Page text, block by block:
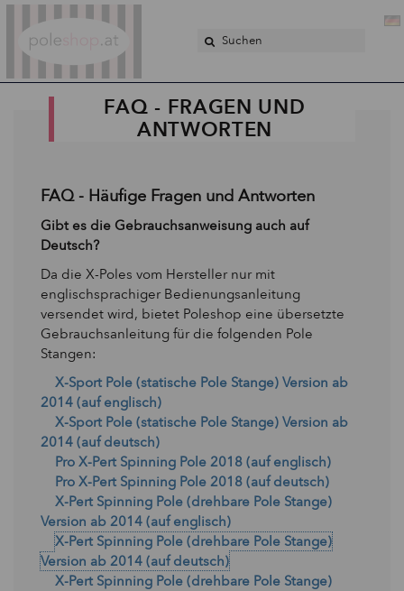
FAQ - FRAGEN UND
ANTWORTEN
FAQ - Häufige Fragen und Antworten
Gibt es die Gebrauchsanweisung auch auf
Deutsch?
Da die X-Poles vom Hersteller nur mit
englischsprachiger Bedienungsanleitung
versendet wird, bietet Poleshop eine übersetzte
Gebrauchsanleitung für die folgenden Pole
Stangen:
X-Sport Pole (statische Pole Stange) Version ab
2014 (auf englisch)
X-Sport Pole (statische Pole Stange) Version ab
2014 (auf deutsch)
Pro X-Pert Spinning Pole 2018 (auf englisch)
Pro X-Pert Spinning Pole 2018 (auf deutsch)
X-Pert Spinning Pole (drehbare Pole Stange)
Version ab 2014 (auf englisch)
X-Pert Spinning Pole (drehbare Pole Stange)
Version ab 2014 (auf deutsch)
X-Pert Spinning Pole (drehbare Pole Stange)